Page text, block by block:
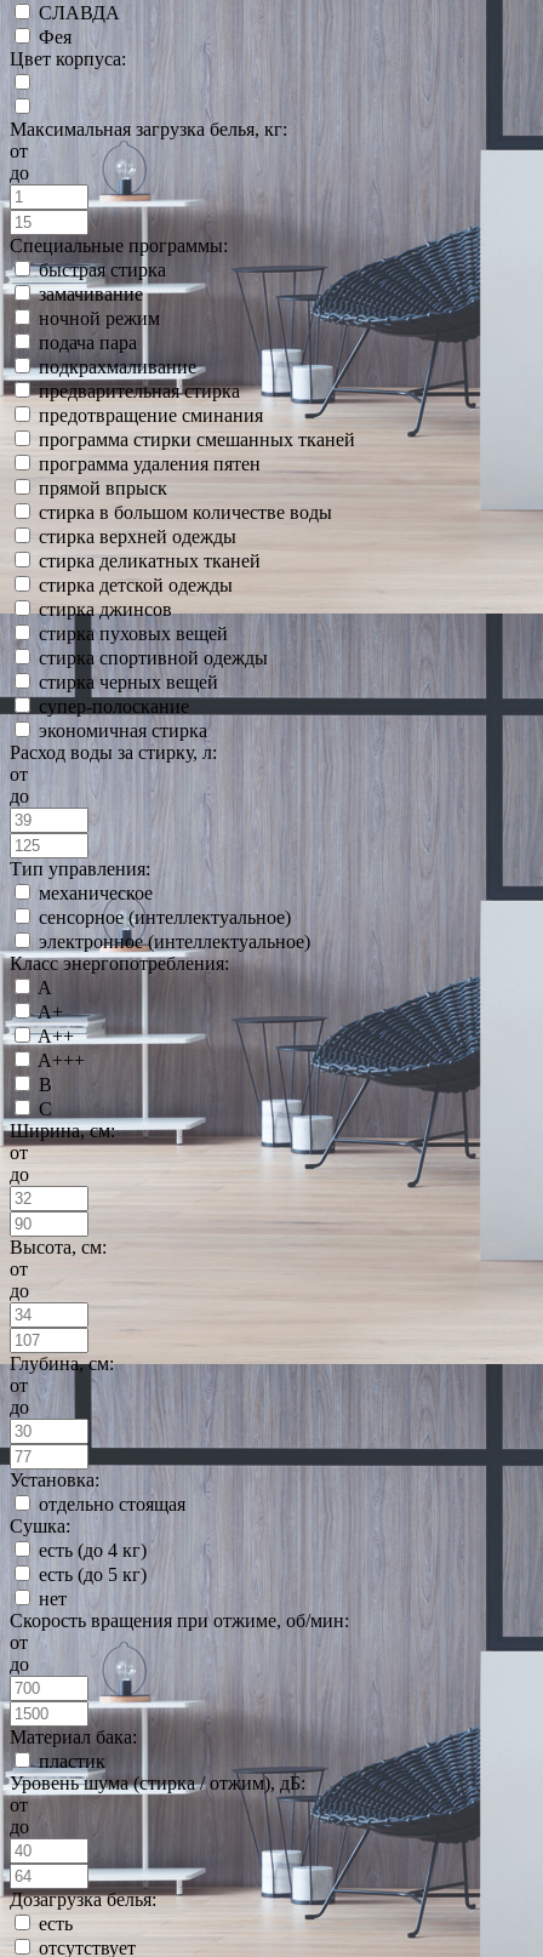
СЛАВДА
Фея
Цвет корпуса:
Максимальная загрузка белья, кг:
от
до
Специальные программы:
быстрая стирка
замачивание
ночной режим
подача пара
подкрахмаливание
предварительная стирка
предотвращение сминания
программа стирки смешанных тканей
программа удаления пятен
прямой впрыск
стирка в большом количестве воды
стирка верхней одежды
стирка деликатных тканей
стирка детской одежды
стирка джинсов
стирка пуховых вещей
стирка спортивной одежды
стирка черных вещей
супер-полоскание
экономичная стирка
Расход воды за стирку, л:
от
до
Тип управления:
механическое
сенсорное (интеллектуальное)
электронное (интеллектуальное)
Класс энергопотребления:
A
A+
A++
A+++
B
C
Ширина, см:
от
до
Высота, см:
от
до
Глубина, см:
от
до
Установка:
отдельно стоящая
Сушка:
есть (до 4 кг)
есть (до 5 кг)
нет
Скорость вращения при отжиме, об/мин:
от
до
Материал бака:
пластик
Уровень шума (стирка / отжим), дБ:
от
до
Дозагрузка белья:
есть
отсутствует